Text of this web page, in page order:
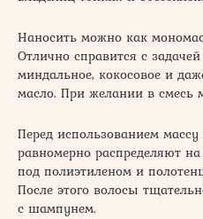
Наносить можно как
Отлично справится с
миндальное, кокосовое и
масло. При желании в смесь
Перед использованием
равномерно распределяют
под полиэтиленом и
После этого волосы
с шампунем.